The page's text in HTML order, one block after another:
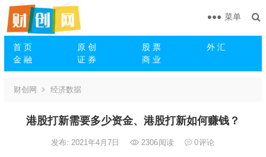
首 页 原 创 股 票
外 汇
金 融
证 券 商 业
菜单
财创网 经济数据
港股打新需要多少资金、港股打新如何赚钱？
发布: 2021年4月7日 2306阅读 0评论